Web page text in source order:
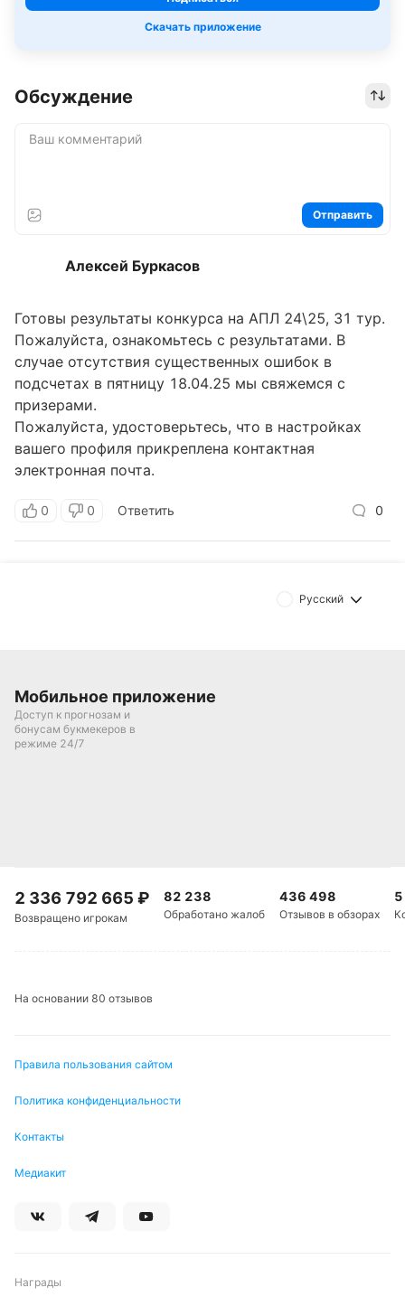
Скачать приложение
Обсуждение
Отправить
Алексей Буркасов
Готовы результаты конкурса на АПЛ 24\25, 31 тур.
Пожалуйста, ознакомьтесь с результатами. В
случае отсутствия существенных ошибок в
подсчетах в пятницу 18.04.25 мы свяжемся с
призерами.
Пожалуйста, удостоверьтесь, что в настройках
вашего профиля прикреплена контактная
электронная почта.
0 0 Ответить 0
Русский
Мобильное приложение
Доступ к прогнозам и
бонусам букмекеров в
режиме 24/7
2 336 792 665 ₽
Возвращено игрокам
82 238
Обработано жалоб
436 498
Отзывов в обзорах
На основании 80 отзывов
Правила пользования сайтом
Политика конфиденциальности
Контакты
Медиакит
Награды